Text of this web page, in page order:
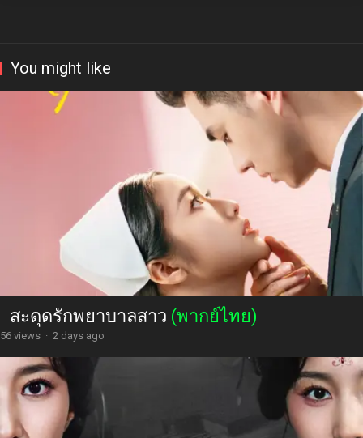
You might like
สะดุดรักพยาบาลสาว (พากย์ไทย)
56 views · 2 days ago